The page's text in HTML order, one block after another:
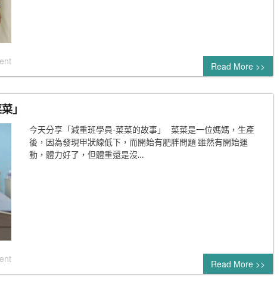
Read More >>
」
今天分享「減重班學員-菜菜的故事」 菜菜是一位媽媽，生產
後，因為發現甲狀線低下，而開始有肥胖問題 雖然有開始運
動，體力好了，但體重還是沒…
Read More >>